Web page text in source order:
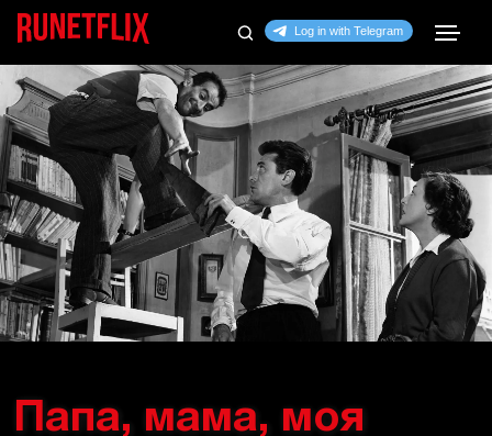
Папа, мама, моя